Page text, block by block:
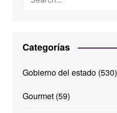
Categorías
Gobierno del estado(530)
Gourmet(59)